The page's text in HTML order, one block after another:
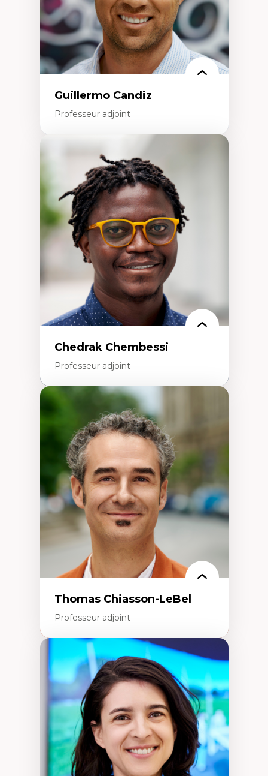
Guillermo Candiz
Professeur adjoint
Expertises
Trajectoires migratoires
Migrations forcées
Études des frontières; Enjeux géopolitiques
des migrations
Politiques migratoires
Réfugiés
Demandeurs d’asile
Migrations irrégulières
Migrations temporaires
Migration et changement climatique
Migration et développement
Chedrak Chembessi
Professeur adjoint
Économie circulaire
Modèles d’affaires durables
Histoire des faits économiques
Gestion durable des ressources naturelles
Écologie industrielle
Aménagement durable du territoire
Développement régional
Coopératives
Télétravail en milieu rural francophone
Transition socio-écologique
Thomas Chiasson-LeBel
Professeur adjoint
Expertises
Théories du développement
Économie politique comparée
Élites économiques
Sociologie économique
Extractivisme
Classes sociales
Mouvements sociaux
Théories de l’État